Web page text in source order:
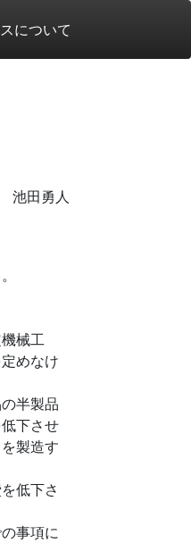
について
池田勇人
械工
めなけ
半製品
下させ
製造す
低下さ
事項に